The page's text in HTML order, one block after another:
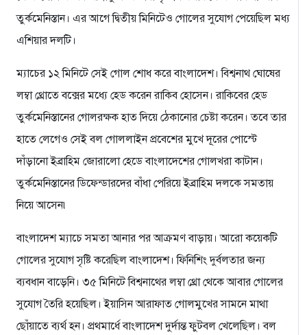
তুর্কমেনিস্তান। এর আগে দ্বিতীয় মিনিটেও গোলের সুযোগ পেয়েছিল মধ্য
এশিয়ার দলটি।
ম্যাচের ১২ মিনিটে সেই গোল শোধ করে বাংলাদেশ। বিশ্বনাথ ঘোষের
লম্বা থ্রোতে বক্সের মধ্যে হেড করেন রাকিব হোসেন। রাকিবের হেড
তুর্কমেনিস্তানের গোলরক্ষক হাত দিয়ে ঠেকানোর চেষ্টা করেন। তবে তার
হাতে লেগেও সেই বল গোললাইন প্রবেশের মুখে দূরের পোস্টে
দাঁড়ানো ইব্রাহিম জোরালো হেডে বাংলাদেশের গোলখরা কাটান।
তুর্কমেনিস্তানের ডিফেন্ডারদের বাঁধা পেরিয়ে ইব্রাহিম দলকে সমতায়
নিয়ে আসেন৷
বাংলাদেশ ম্যাচে সমতা আনার পর আক্রমণ বাড়ায়। আরো কয়েকটি
গোলের সুযোগ সৃষ্টি করেছিল বাংলাদেশ। ফিনিশিং দুর্বলতার জন্য
ব্যবধান বাড়েনি। ৩৫ মিনিটে বিশ্বনাথের লম্বা থ্রো থেকে আবার গোলের
সুযোগ তৈরি হয়েছিল। ইয়াসিন আরাফাত গোলমুখের সামনে মাথা
ছোঁয়াতে ব্যর্থ হন। প্রথমার্ধে বাংলাদেশ দুর্দান্ত ফুটবল খেলেছিল। বল